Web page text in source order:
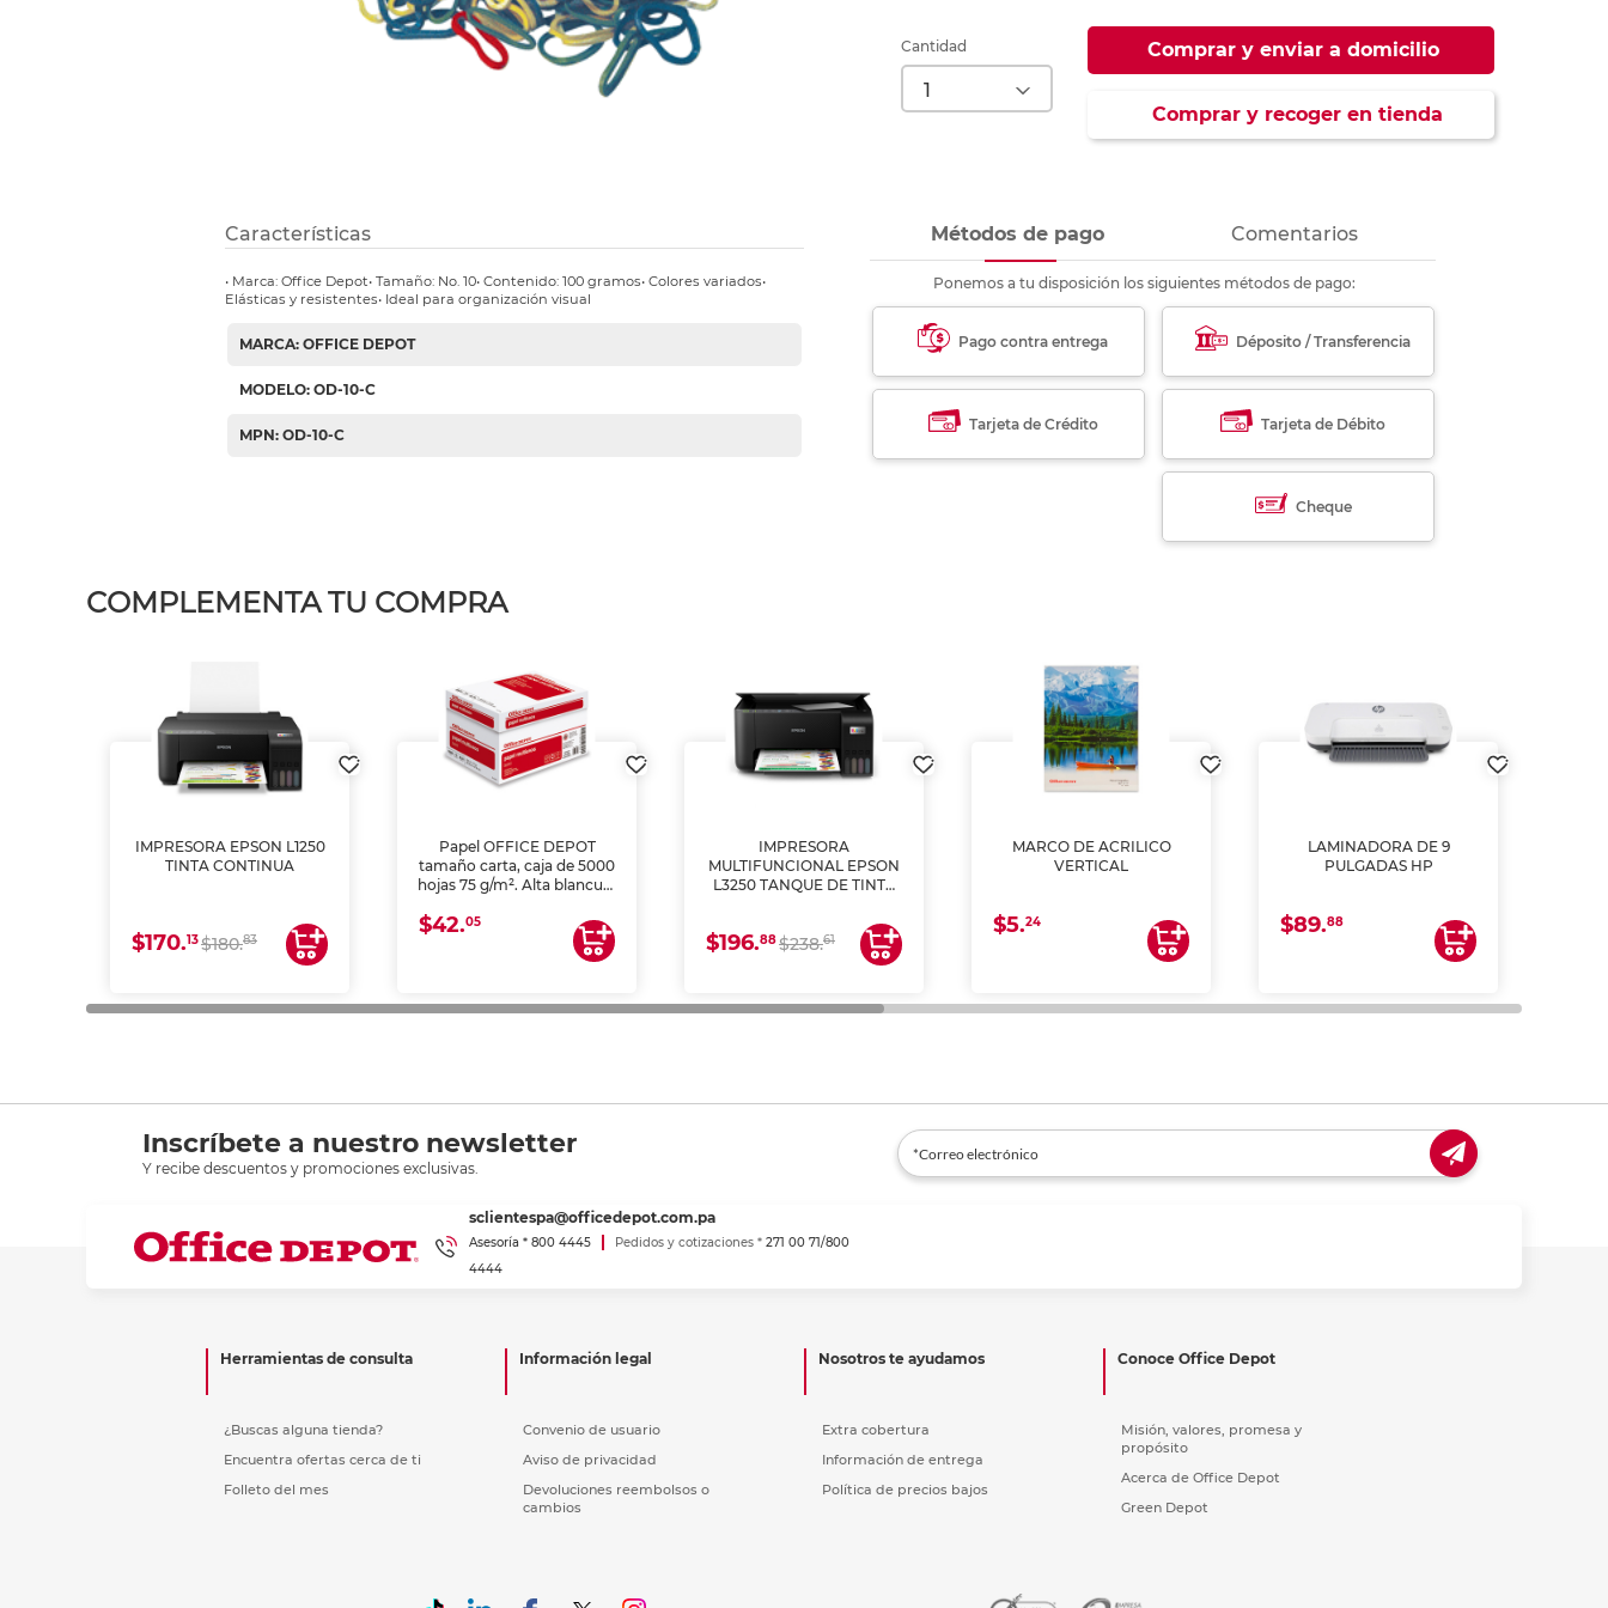
Ver más
Etiquetas inkjet y láser
Refuerzos para carpeta
Ver más
Ver más
Cantidad Comprar y enviar a domicilio
Comprar y recoger en tienda
Características
• Marca: Office Depot• Tamaño: No. 10• Contenido: 100 gramos• Colores variados•
Elásticas y resistentes• Ideal para organización visual
MARCA: OFFICE DEPOT
MODELO: OD-10-C
MPN: OD-10-C
Métodos de pago Comentarios
Ponemos a tu disposición los siguientes métodos de pago:
Pago contra entrega Déposito / Transferencia
Tarjeta de Crédito Tarjeta de Débito
Cheque
COMPLEMENTA TU COMPRA
IMPRESORA EPSON L1250
TINTA CONTINUA
$170.13$180.83
Papel OFFICE DEPOT
tamaño carta, caja de 5000
hojas 75 g/m². Alta blancura
láser e inkjet. Ideal para
impresión de alto volumen
en oficinas y negocios.
$42.05
IMPRESORA
MULTIFUNCIONAL EPSON
L3250 TANQUE DE TINTA
$196.88$238.61
MARCO DE ACRILICO
VERTICAL
$5.24
LAMINADORA DE 9
PULGADAS HP
$89.88
Inscríbete a nuestro newsletter
Y recibe descuentos y promociones exclusivas.
sclientespa@officedepot.com.pa
Asesoría * 800 4445 Pedidos y cotizaciones * 271 00 71/800
4444
Herramientas de consulta
¿Buscas alguna tienda?
Encuentra ofertas cerca de ti
Folleto del mes
Información legal
Convenio de usuario
Aviso de privacidad
Devoluciones reembolsos o
cambios
Nosotros te ayudamos
Extra cobertura
Información de entrega
Política de precios bajos
Conoce Office Depot
Misión, valores, promesa y
propósito
Acerca de Office Depot
Green Depot